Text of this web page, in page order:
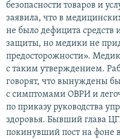
безопасности товаров и
заявила, что в
не было дефицита средств
защиты, но медики не
предосторожности».
с таким утверждением.
говорят, что вынуждены
с симптомами ОВРИ и
по приказу руководства
здоровья. Бывший глава
покинувший пост на фоне